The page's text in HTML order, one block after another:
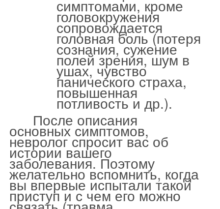
симптомами, кроме
головокружения
сопровождается
головная боль (потеря
сознания, сужение
полей зрения, шум в
ушах, чувство
панического страха,
повышенная
потливость и др.).
После описания
основных симптомов,
невролог спросит вас об
истории вашего
заболевания. Поэтому
желательно вспомнить, когда
вы впервые испытали такой
приступ и с чем его можно